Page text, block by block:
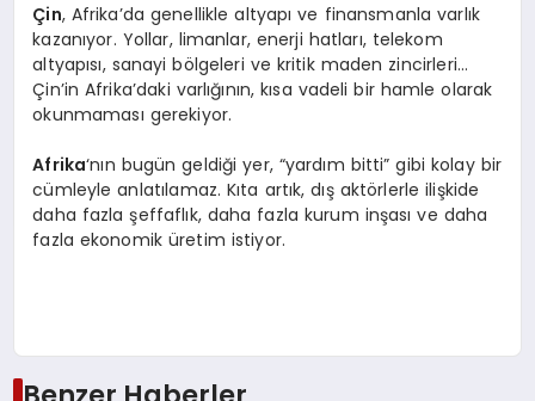
Çin, Afrika’da genellikle altyapı ve finansmanla varlık
kazanıyor. Yollar, limanlar, enerji hatları, telekom
altyapısı, sanayi bölgeleri ve kritik maden zincirleri…
Çin’in Afrika’daki varlığının, kısa vadeli bir hamle olarak
okunmaması gerekiyor.
Afrika‘nın bugün geldiği yer, “yardım bitti” gibi kolay bir
cümleyle anlatılamaz. Kıta artık, dış aktörlerle ilişkide
daha fazla şeffaflık, daha fazla kurum inşası ve daha
fazla ekonomik üretim istiyor.